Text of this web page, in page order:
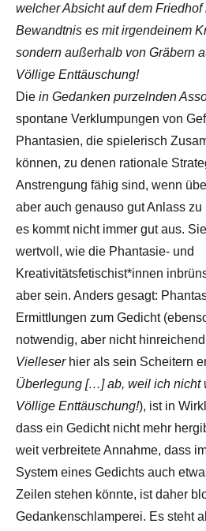
welcher Absicht auf dem
Bewandtnis es mit irgendeinem
sondern außerhalb von Gräbern
Völlige Enttäuschung!
Die in Gedanken purzelnden
spontane Verklumpungen von
Phantasien, die spielerisch
können, zu denen rationale
Anstrengung fähig sind, wenn
aber auch genauso gut Anlass
es kommt nicht immer gut aus.
wertvoll, wie die Phantasie- und
Kreativitätsfetischist*innen
aber sein. Anders gesagt:
Ermittlungen zum Gedicht
notwendig, aber nicht
Vielleserhier als sein Scheitern
Überlegung […] ab, weil ich
Völlige Enttäuschung!), ist in
dass ein Gedicht nicht mehr
weit verbreitete Annahme, dass
System eines Gedichts auch
Zeilen stehen könnte, ist daher
Gedankenschlamperei. Es steht